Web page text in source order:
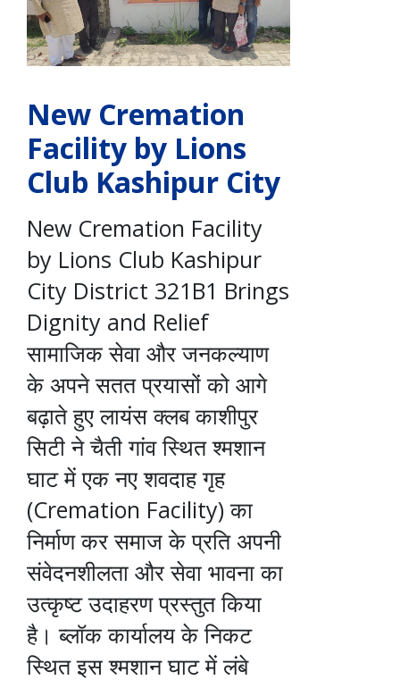
New Cremation
Facility by Lions
Club Kashipur City
New Cremation Facility
by Lions Club Kashipur
City District 321B1 Brings
Dignity and Relief
सामाजिक सेवा और जनकल्याण
के अपने सतत प्रयासों को आगे
बढ़ाते हुए लायंस क्लब काशीपुर
सिटी ने चैती गांव स्थित श्मशान
घाट में एक नए शवदाह गृह
(Cremation Facility) का
निर्माण कर समाज के प्रति अपनी
संवेदनशीलता और सेवा भावना का
उत्कृष्ट उदाहरण प्रस्तुत किया
है। ब्लॉक कार्यालय के निकट
स्थित इस श्मशान घाट में लंबे